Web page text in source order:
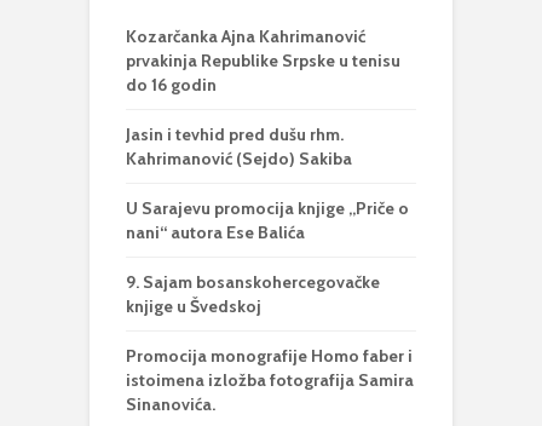
Kozarčanka Ajna Kahrimanović
prvakinja Republike Srpske u tenisu
do 16 godin
Jasin i tevhid pred dušu rhm.
Kahrimanović (Sejdo) Sakiba
U Sarajevu promocija knjige „Priče o
nani“ autora Ese Balića
9. Sajam bosanskohercegovačke
knjige u Švedskoj
Promocija monografije Homo faber i
istoimena izložba fotografija Samira
Sinanovića.